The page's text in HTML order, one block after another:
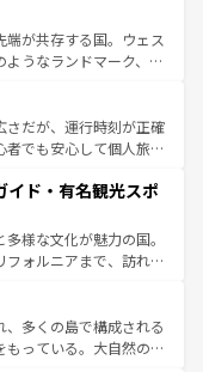
楽しみ方が可能だ。さ
溢れており、どの街角に
。パリ以外の個性あふ
飽きることがない。ベ
のアルプスの絶景、そ
た風景は必見。ビール
なお、新着の
照してほしい。
が共存する国。ウェス
うなランドマーク、歴
、優雅なアフタヌーン
い英国パブ、サッカー観
も豊富。イギリスを旅
さだが、運行時刻が正確
でも安心して個人旅行
ならではのユニークな
なく町歩きも満喫する
め物価も高いが、旅行
あり、うまく活用すれ
イド・有名観光スポ
様な文化が魅力の国。
ォルニアまで、訪れる
ピング、エンターテイ
トだ。一方、アメリカ
ドキャニオンやイエロー
多くの島で構成される
っている。大自然の神